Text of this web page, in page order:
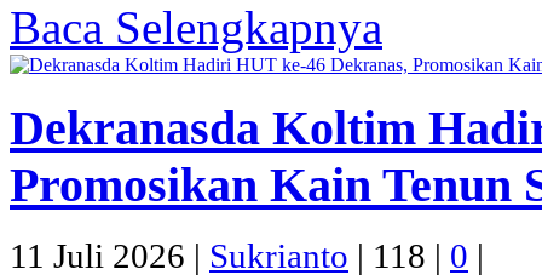
Baca Selengkapnya
Dekranasda Koltim
Promosikan Kain Tenun
11 Juli 2026 | Sukrianto | 118 | 0 |